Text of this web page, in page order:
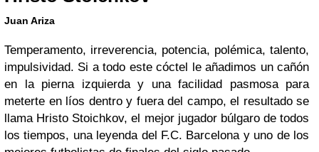
Juan Ariza
Temperamento, irreverencia, potencia, polémica, talento,
impulsividad. Si a todo este cóctel le añadimos un cañón
en la pierna izquierda y una facilidad pasmosa para
meterte en líos dentro y fuera del campo, el resultado se
llama Hristo Stoichkov, el mejor jugador búlgaro de todos
los tiempos, una leyenda del F.C. Barcelona y uno de los